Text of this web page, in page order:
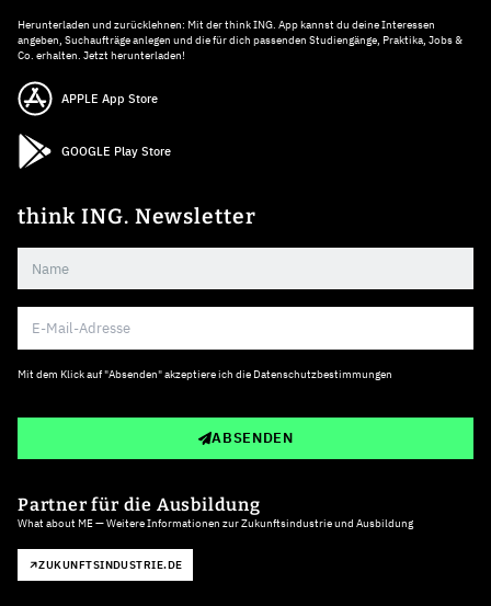
Herunterladen und zurücklehnen: Mit der think ING. App kannst du deine Interessen
angeben, Suchaufträge anlegen und die für dich passenden Studiengänge, Praktika, Jobs &
Co. erhalten. Jetzt herunterladen!
APPLE App Store
GOOGLE Play Store
think ING. Newsletter
Mit dem Klick auf "Absenden" akzeptiere ich die Datenschutzbestimmungen
ABSENDEN
Partner für die Ausbildung
What about ME — Weitere Informationen zur Zukunftsindustrie und Ausbildung
ZUKUNFTSINDUSTRIE.DE